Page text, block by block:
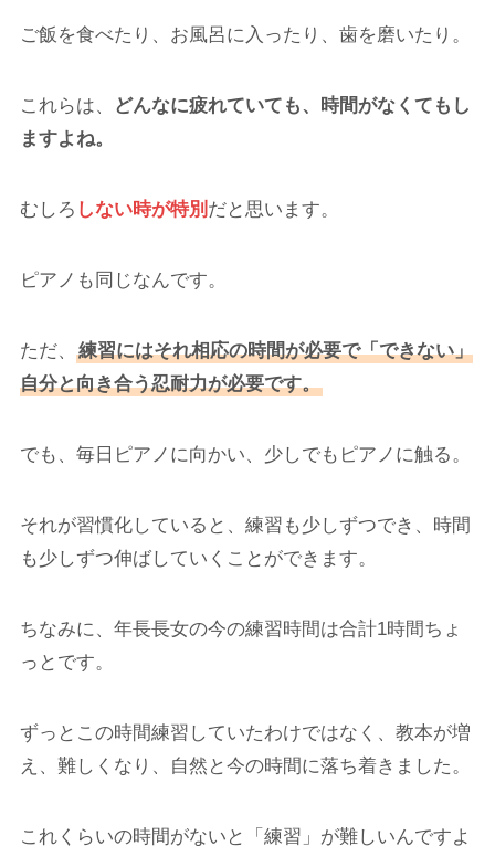
ご飯を食べたり、お風呂に入ったり、歯を磨いたり。
これらは、
どんなに疲れていても、時間がなくてもし
ますよね。
むしろ しない時が特別 だと思います。
ピアノも同じなんです。
ただ、
練習にはそれ相応の時間が必要で「できない」
自分と向き合う忍耐力が必要です。
でも、毎日ピアノに向かい、少しでもピアノに触る。
それが習慣化していると、練習も少しずつでき、時間
も少しずつ伸ばしていくことができます。
ちなみに、年長長女の今の練習時間は合計1時間ちょ
っとです。
ずっとこの時間練習していたわけではなく、教本が増
え、難しくなり、自然と今の時間に落ち着きました。
これくらいの時間がないと「練習」が難しいんですよ